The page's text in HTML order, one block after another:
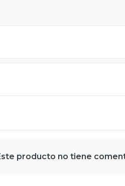
producto no tiene